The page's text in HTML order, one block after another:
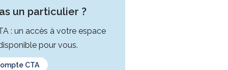
un particulier ?
: un accès à votre espace
pour vous.
CTA